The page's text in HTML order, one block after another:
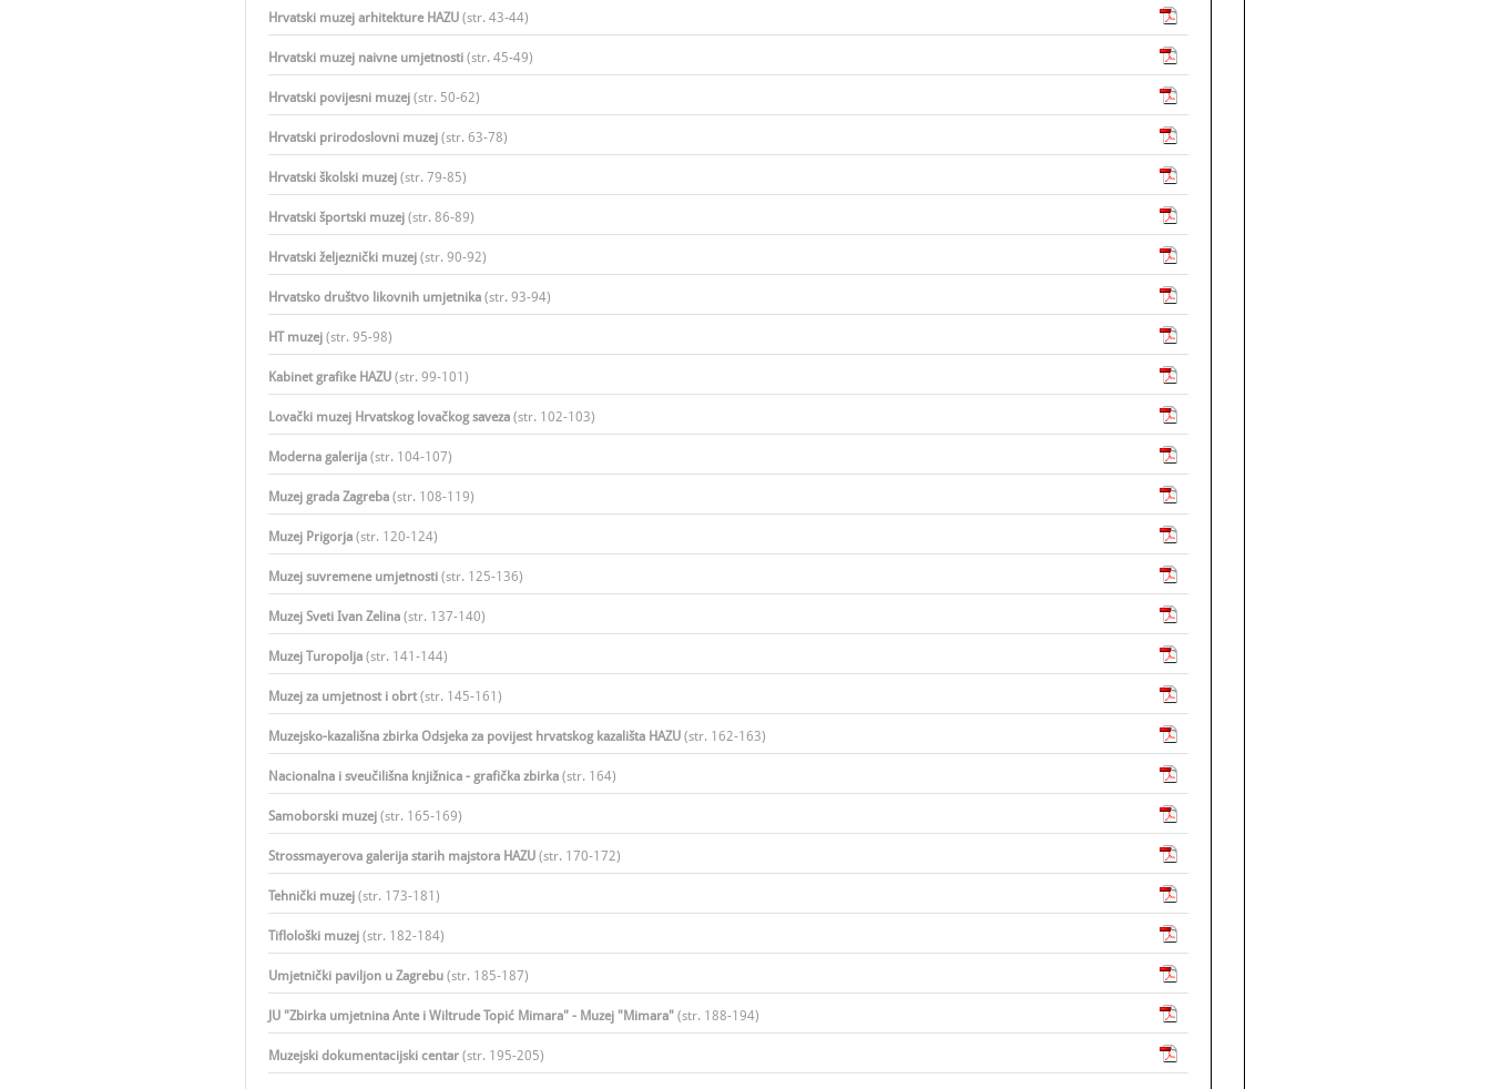
Hrvatski muzej arhitekture HAZU (str. 43-44)​
Hrvatski muzej naivne umjetnosti (str. 45-49)​
Hrvatski povijesni muzej (str. 50-62)​
Hrvatski prirodoslovni muzej (str. 63-78)​
Hrvatski školski muzej (str. 79-85)​
Hrvatski športski muzej (str. 86-89)​
Hrvatski željeznički muzej (str. 90-92)​
Hrvatsko društvo likovnih umjetnika (str. 93-94)​
HT muzej (str. 95-98)​
Kabinet grafike HAZU (str. 99-101)​
Lovački muzej Hrvatskog lovačkog saveza (str. 102-103)​
Moderna galerija (str. 104-107)
Muzej grada Zagreba (str. 108-119)
Muzej Prigorja (str. 120-124)
Muzej suvremene umjetnosti (str. 125-136)​
Muzej Sveti Ivan Zelina (str. 137-140)​
Muzej Turopolja (str. 141-144)​
Muzej za umjetnost i obrt(str. 145-161)​
Muzejsko-kazališna zbirka Odsjeka za povijest hrvatskog kazališta HAZU (str. 162-163)​
Nacionalna i sveučilišna knjižnica - grafička zbirka (str. 164)​
Samoborski muzej (str. 165-169)​
Strossmayerova galerija starih majstora HAZU (str. 170-172)​
Tehnički muzej (str. 173-181)​
Tiflološki muzej (str. 182-184)​
Umjetnički paviljon u Zagrebu (str. 185-187)​
JU "Zbirka umjetnina Ante i Wiltrude Topić Mimara" - Muzej "Mimara" (str. 188-194)​
Muzejski dokumentacijski centar (str. 195-205)​